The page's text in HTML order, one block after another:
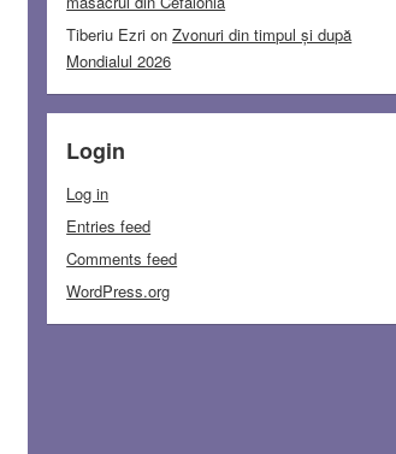
Tiberiu Ezri onZvonuri din timpul și după
Mondialul 2026
Login
Log in
Entries feed
Comments feed
WordPress.org